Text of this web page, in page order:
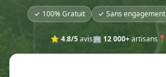
✓ 100% Gratuit ✓ Sans engagement
⭐ 4.8/5avis🏢 12 000+artisans📍